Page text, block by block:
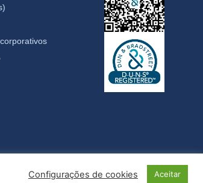
Configurações de cookies Aceitar